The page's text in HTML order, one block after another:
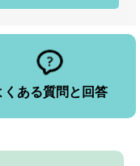
くある質問と回答